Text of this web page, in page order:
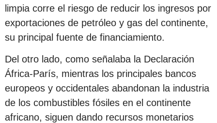
limpia corre el riesgo de reducir los ingresos por
exportaciones de petróleo y gas del continente,
su principal fuente de financiamiento.
Del otro lado, como señalaba la Declaración
África-París, mientras los principales bancos
europeos y occidentales abandonan la industria
de los combustibles fósiles en el continente
africano, siguen dando recursos monetarios